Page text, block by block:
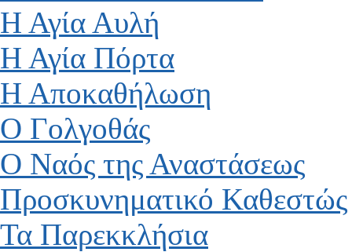
Η Αγία Αυλή
Η Αγία Πόρτα
Η Αποκαθήλωση
Ο Γολγοθάς
Ο Ναός της Αναστάσεως
Προσκυνηματικό Καθεστώς
Τα Παρεκκλήσια